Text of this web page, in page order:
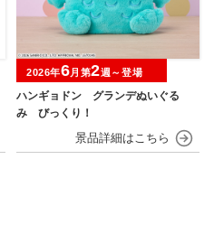
ハンギョドン グランデぬいぐる
み びっくり！
2026年6月第2週～登場